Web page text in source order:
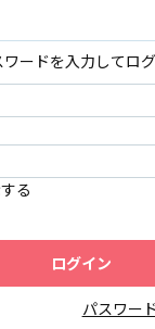
ードを入力してロ
る
パスワー